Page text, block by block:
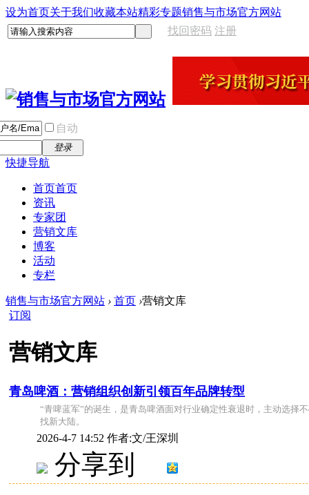
设为首页关于我们收藏本站精彩专题销售与市场官方网站
找回密码 注册
自动
登录
快捷导航
首页首页
资讯
专家团
营销文库
博客
活动
专栏
销售与市场官方网站 › 首页 ›营销文库
订阅
营销文库
青岛啤酒：营销组织创新引领百年品牌转型
“青啤蓝军”的诞生，是青岛啤酒面对行业确定性衰退时，主动选择
找新大陆。
2026-4-7 14:52 作者:文/王深圳
分享到